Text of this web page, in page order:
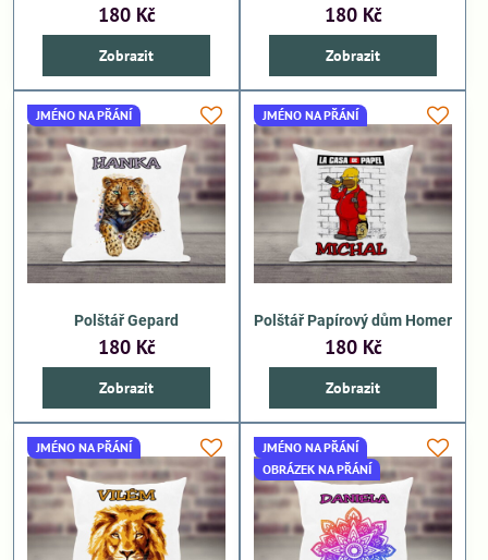
180 Kč
Zobrazit
180 Kč
Zobrazit
JMÉNO NA PŘÁNÍ
Polštář Gepard
180 Kč
Zobrazit
JMÉNO NA PŘÁNÍ
Polštář Papírový dům Homer
180 Kč
Zobrazit
JMÉNO NA PŘÁNÍ
JMÉNO NA PŘÁNÍ
OBRÁZEK NA PŘÁNÍ